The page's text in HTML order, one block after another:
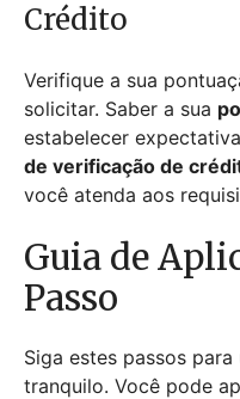
Crédito
Verifique a sua
solicitar. Saber a sua
estabelecer
de verificação de
você atenda aos
Guia de
Passo
Siga estes passos
tranquilo. Você pode